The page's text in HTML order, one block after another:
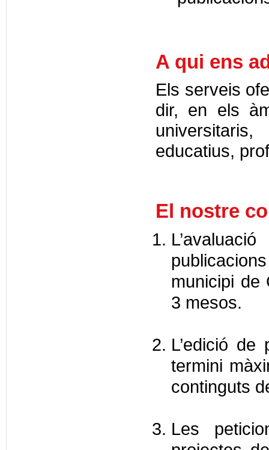
A qui ens
Els serveis
dir, en els
educatius,
El nostre
municipi de
3 mesos.
L’edició
termini
continguts
Les